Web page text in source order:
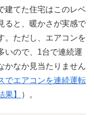
建てた住宅はこのレベ
ると、暖かさが実感で
。ただし、エアコンを
いので、1台で連続運
かなか見当たりません
でエアコンを連続運転
】
）。